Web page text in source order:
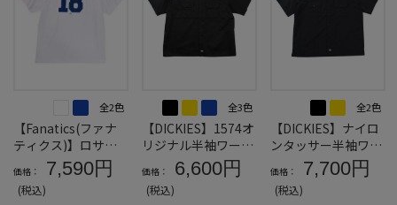
全2色
【Fanatics(ファナ
ティクス)】ロサン
ゼルス・ドジャース
山本由伸ネームアン
ドナンバーTシャツ
価格： 7,590円
(税込)
全3色
【DICKIES】1574オ
リジナル半袖ワーク
シャツ＊カタログ商
品
価格： 6,600円
(税込)
全2色
【DICKIES】ナイロ
ンタッサー半袖ワー
クシャツ＊カタログ
商品
価格： 7,700円
(税込)